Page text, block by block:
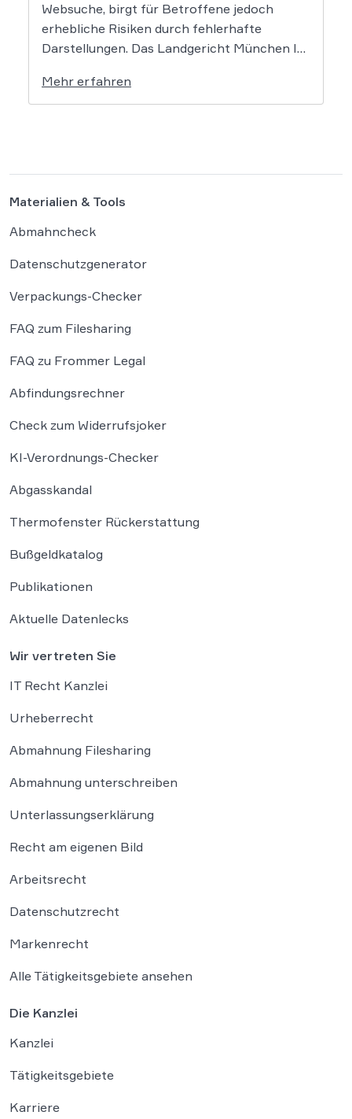
Websuche, birgt für Betroffene jedoch
erhebliche Risiken durch fehlerhafte
Darstellungen. Das Landgericht München I
rechtliche Grenzen. Werden durch die
automatisierten KI-Zusammenfassungen
Mehr erfahren
Materialien & Tools
Abmahncheck
Datenschutzgenerator
Verpackungs-Checker
FAQ zum Filesharing
FAQ zu Frommer Legal
Abfindungsrechner
Check zum Widerrufsjoker
KI-Verordnungs-Checker
Abgasskandal
Thermofenster Rückerstattung
Bußgeldkatalog
Publikationen
Aktuelle Datenlecks
Wir vertreten Sie
IT Recht Kanzlei
Urheberrecht
Abmahnung Filesharing
Abmahnung unterschreiben
Unterlassungserklärung
Recht am eigenen Bild
Arbeitsrecht
Datenschutzrecht
Markenrecht
Alle Tätigkeitsgebiete ansehen
Die Kanzlei
Kanzlei
Tätigkeitsgebiete
Karriere